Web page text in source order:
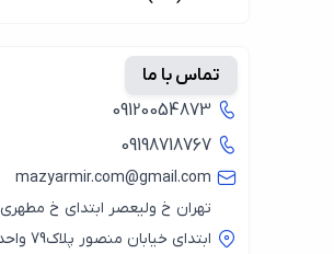
تماس با ما
09120054873
09198718767
mazyarmir.com@gmail.com
تهران خ ولیعصر ابتدای خ مطهری